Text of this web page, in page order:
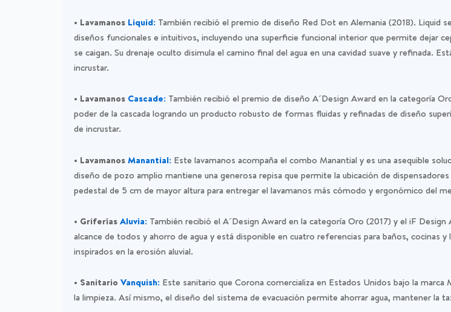
• Lavamanos Liquid: También recibió el premio de diseño Red Dot en Alemania (2018).
diseños funcionales e intuitivos, incluyendo una superficie funcional interior que permite dejar
se caigan. Su drenaje oculto disimula el camino final del agua en una cavidad suave y refinada.
incrustar.
• Lavamanos Cascade: También recibió el premio de diseño A´Design Award en la categoría
poder de la cascada logrando un producto robusto de formas fluidas y refinadas de diseño
de incrustar.
• LavamanosManantial: Este lavamanos acompaña el combo Manantial y es una asequible
diseño de pozo amplio mantiene una generosa repisa que permite la ubicación de
pedestal de 5 cm de mayor altura para entregar el lavamanos más cómodo y ergonómico del
• GriferíasAluvia: También recibió el A´Design Award en la categoría Oro (2017) y el iF
alcance de todos y ahorro de agua y está disponible en cuatro referencias para baños, cocinas
inspirados en la erosión aluvial.
• Sanitario Vanquish: Este sanitario que Corona comercializa en Estados Unidos bajo la
la limpieza. Así mismo, el diseño del sistema de evacuación permite ahorrar agua, mantener la